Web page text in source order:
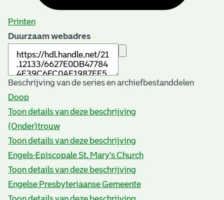
Printen
Duurzaam webadres
Beschrijving van de series en archiefbestanddelen
Doop
Toon details van deze beschrijving
(Onder)trouw
Toon details van deze beschrijving
Engels-Episcopale St. Mary's Church
Toon details van deze beschrijving
Engelse Presbyteriaanse Gemeente